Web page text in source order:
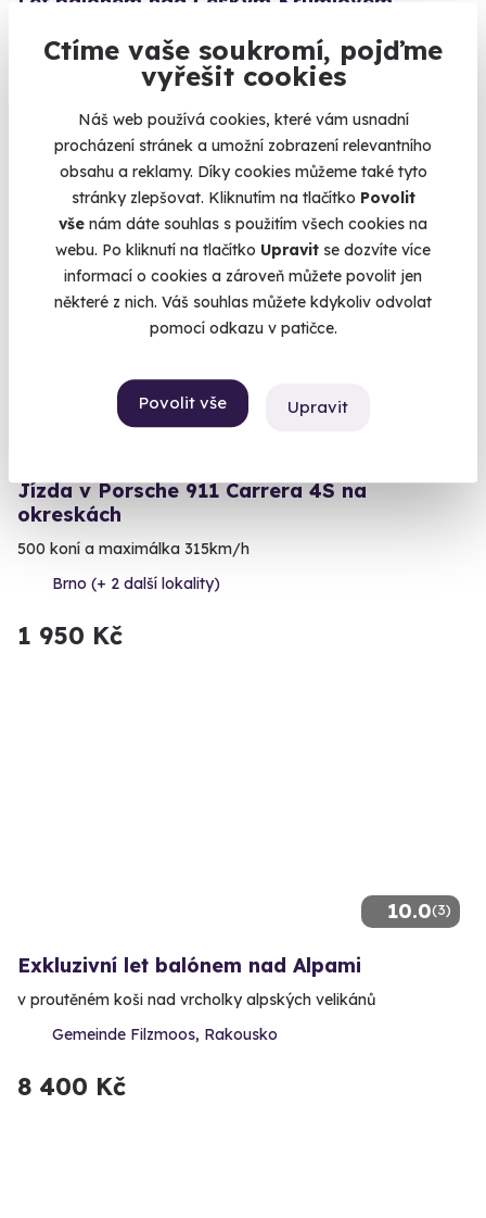
Ctíme vaše soukromí, pojďme
vyřešit cookies
Náš web používá cookies, které vám usnadní
procházení stránek a umožní zobrazení relevantního
obsahu a reklamy. Díky cookies můžeme také tyto
stránky zlepšovat. Kliknutím na tlačítko Povolit
vše nám dáte souhlas s použitím všech cookies na
webu. Po kliknutí na tlačítko Upravit se dozvíte více
informací o cookies a zároveň můžete povolit jen
některé z nich. Váš souhlas můžete kdykoliv odvolat
pomocí odkazu v patičce.
Povolit vše Upravit
Proleťte se nad historickým centrem nejkrásnějšího
jihočeského města.
Český Krumlov
2 950 Kč
Volný termín už 23. 09. 2026
Jízda v Porsche 911 Carrera 4S na
okreskách
500 koní a maximálka 315km/h
Brno (+ 2 další lokality)
1 950 Kč
10.0(3)
Exkluzivní let balónem nad Alpami
v proutěném koši nad vrcholky alpských velikánů
Gemeinde Filzmoos, Rakousko
8 400 Kč